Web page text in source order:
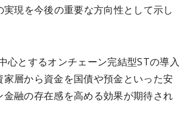
現を今後の重要な方向性として示し
心とするオンチェーン完結型STの導入
層から資金を国債や預金といった安
融の存在感を高める効果が期待され